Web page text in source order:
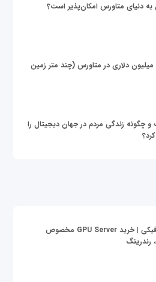
به دنیای متاورس امکان‌پذیر است؟
خرید زمین 4.3 میلیون دلاری در متاورس (چند متر زمین
چگونه زندگی مردم در جهان دیجیتال را
قیمت سرور گرافیکی | خرید GPU Server مخصوص